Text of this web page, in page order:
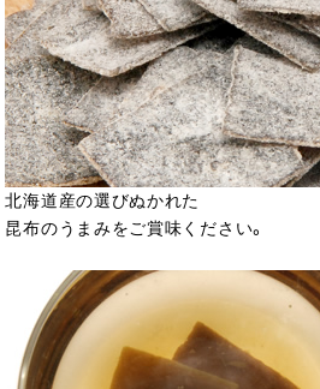
北海道産の選びぬかれた
昆布のうまみをご賞味ください。